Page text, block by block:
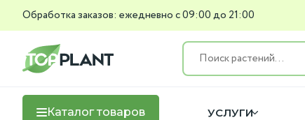
Обработка заказов: ежедневно с 09:00 до 21:00
Каталог товаров УСЛУГИ